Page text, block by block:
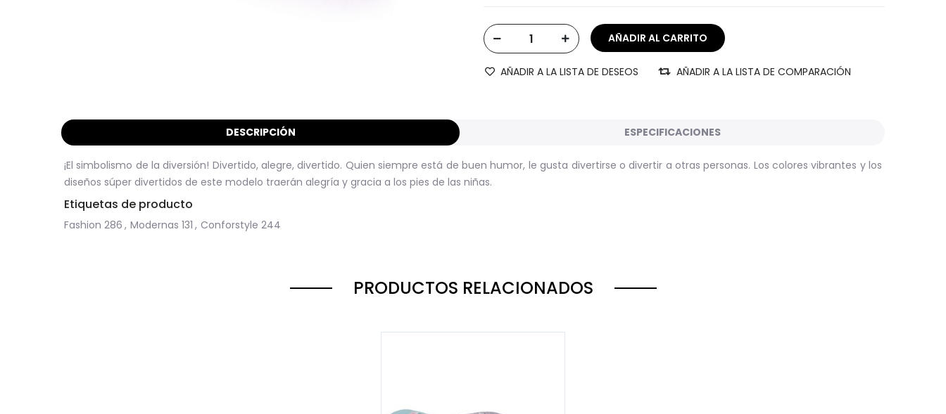
AÑADIR A LA LISTA DE DESEOS AÑADIR A LA LISTA DE COMPARACIÓN
DESCRIPCIÓN ESPECIFICACIONES
¡El simbolismo de la diversión! Divertido, alegre, divertido. Quien siempre está de buen humor, le gusta divertirse o divertir a otras personas. Los colores vibrantes y los
diseños súper divertidos de este modelo traerán alegría y gracia a los pies de las niñas.
Etiquetas de producto
Fashion 286 , Modernas 131 , Conforstyle 244
PRODUCTOS RELACIONADOS